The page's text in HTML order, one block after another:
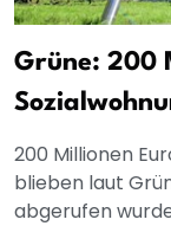
Grüne: 200
200 Millionen
blieben laut
abgerufen